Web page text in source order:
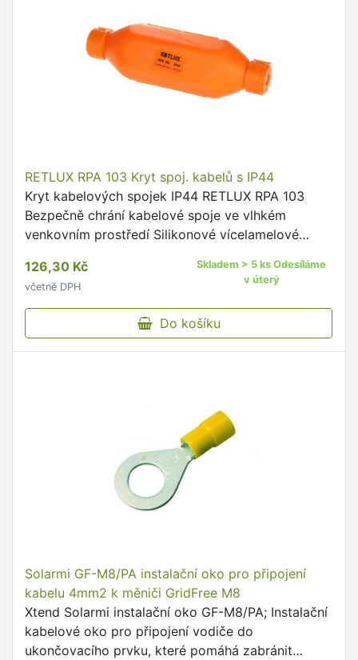
RETLUX RPA 103 Kryt spoj. kabelů s IP44
Kryt kabelových spojek IP44 RETLUX RPA 103
Bezpečně chrání kabelové spoje ve vlhkém
venkovním prostředí Silikonové vícelamelové
proti vodě i vlhkosti Velmi …
126,30 Kč
včetně DPH
Skladem > 5 ks Odesíláme
v úterý
Do košíku
Solarmi GF-M8/PA instalační oko pro připojení
kabelu 4mm2 k měniči GridFree M8
Xtend Solarmi instalační oko GF-M8/PA; Instalační
kabelové oko pro připojení vodiče do
ukončovacího prvku, které pomáhá zabránit